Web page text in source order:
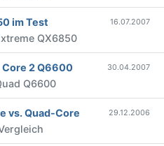
16.07.2007
im Test
QX6850
30.04.2007
2 Q6600
Q6600
29.12.2006
vs. Quad-Core